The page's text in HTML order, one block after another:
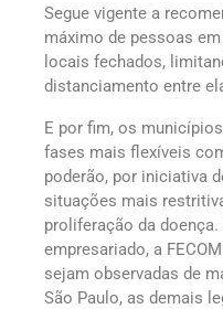
Segue vigente a
máximo de pessoas
locais fechados,
distanciamento entre
E por fim, os
fases mais flexíveis
poderão, por iniciativa
situações mais
proliferação da
empresariado, a
sejam observadas de
São Paulo, as demais